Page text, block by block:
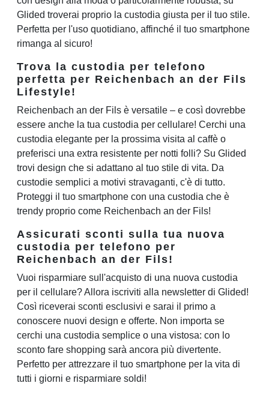
Glided troverai proprio la custodia giusta per il tuo stile.
Perfetta per l'uso quotidiano, affinché il tuo smartphone
rimanga al sicuro!
Trova la custodia per telefono
perfetta per Reichenbach an der Fils
Lifestyle!
Reichenbach an der Fils è versatile – e così dovrebbe
essere anche la tua custodia per cellulare! Cerchi una
custodia elegante per la prossima visita al caffè o
preferisci una extra resistente per notti folli? Su Glided
trovi design che si adattano al tuo stile di vita. Da
custodie semplici a motivi stravaganti, c'è di tutto.
Proteggi il tuo smartphone con una custodia che è
trendy proprio come Reichenbach an der Fils!
Assicurati sconti sulla tua nuova
custodia per telefono per
Reichenbach an der Fils!
Vuoi risparmiare sull'acquisto di una nuova custodia
per il cellulare? Allora iscriviti alla newsletter di Glided!
Così riceverai sconti esclusivi e sarai il primo a
conoscere nuovi design e offerte. Non importa se
cerchi una custodia semplice o una vistosa: con lo
sconto fare shopping sarà ancora più divertente.
Perfetto per attrezzare il tuo smartphone per la vita di
tutti i giorni e risparmiare soldi!